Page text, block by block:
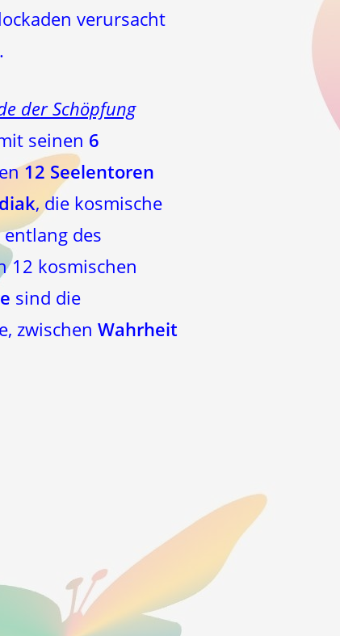
verursacht
der Schöpfung
seinen 6
12 Seelentoren
, die kosmische
des
12 kosmischen
sind die
zwischen Wahrheit